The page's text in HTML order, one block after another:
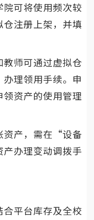
院可将使用频次较
注册上架，并填
教师可通过虚拟仓
理领用手续。申
资产的使用管理
资产，需在“设备
办理变动调拨手
平台库存及全校